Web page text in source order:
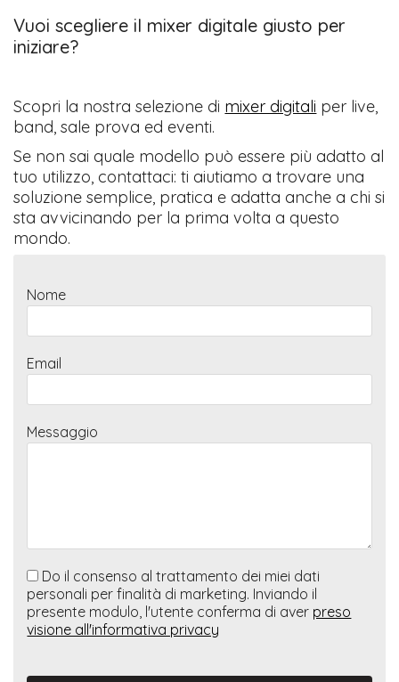
Vuoi scegliere il mixer digitale giusto per
iniziare?
Scopri la nostra selezione di mixer digitali per live,
band, sale prova ed eventi.
Se non sai quale modello può essere più adatto al
tuo utilizzo, contattaci: ti aiutiamo a trovare una
soluzione semplice, pratica e adatta anche a chi si
sta avvicinando per la prima volta a questo
mondo.
Nome
Email
Messaggio
Do il consenso al trattamento dei miei dati
personali per finalità di marketing. Inviando il
presente modulo, l'utente conferma di aver preso
visione all'informativa privacy